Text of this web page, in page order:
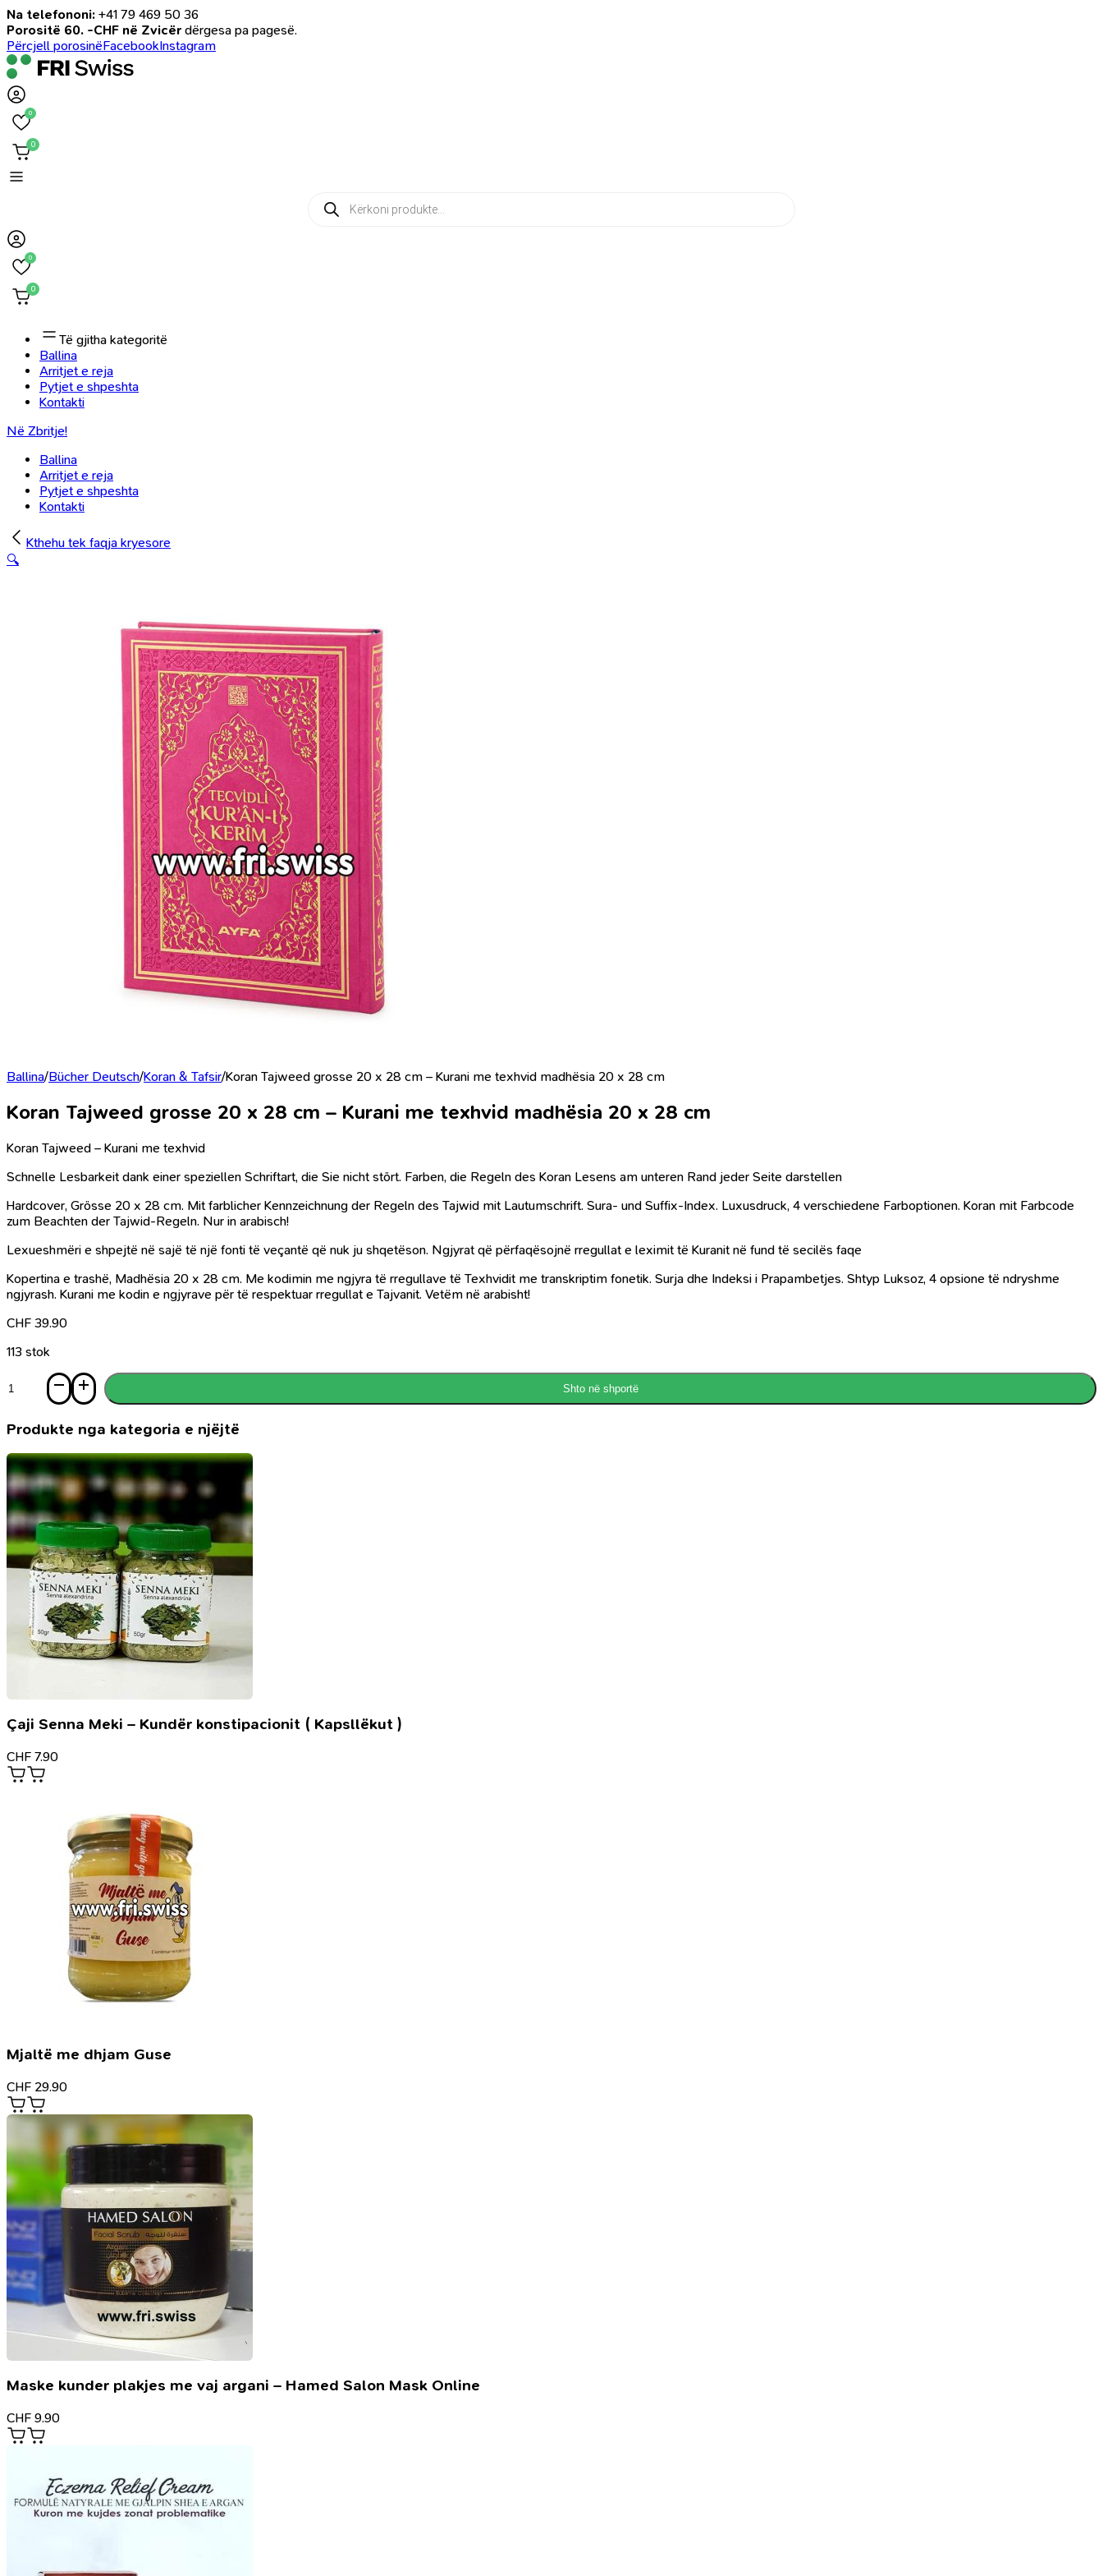
Na telefononi: +41 79 469 50 36
Porositë 60. -CHF në Zvicër dërgesa pa pagesë.
Përcjell porosinëFacebookInstagram
0
0
Products
search
0
0
Të gjitha kategoritë
Ballina
Arritjet e reja
Pytjet e shpeshta
Kontakti
Në Zbritje!
Ballina
Arritjet e reja
Pytjet e shpeshta
Kontakti
Kthehu tek faqja kryesore
🔍
Ballina/Bücher Deutsch/Koran & Tafsir/Koran Tajweed grosse 20 x 28 cm – Kurani me texhvid madhësia 20 x 28 cm
Koran Tajweed grosse 20 x 28 cm – Kurani me texhvid madhësia 20 x 28 cm
Koran Tajweed – Kurani me texhvid
Schnelle Lesbarkeit dank einer speziellen Schriftart, die Sie nicht stört. Farben, die Regeln des Koran Lesens am unteren Rand jeder Seite darstellen
Hardcover, Grösse 20 x 28 cm. Mit farblicher Kennzeichnung der Regeln des Tajwid mit Lautumschrift. Sura- und Suffix-Index. Luxusdruck, 4 verschiedene Farboptionen. Koran mit Farbcode
zum Beachten der Tajwid-Regeln. Nur in arabisch!
Lexueshmëri e shpejtë në sajë të një fonti të veçantë që nuk ju shqetëson. Ngjyrat që përfaqësojnë rregullat e leximit të Kuranit në fund të secilës faqe
Kopertina e trashë, Madhësia 20 x 28 cm. Me kodimin me ngjyra të rregullave të Texhvidit me transkriptim fonetik. Surja dhe Indeksi i Prapambetjes. Shtyp Luksoz, 4 opsione të ndryshme
ngjyrash. Kurani me kodin e ngjyrave për të respektuar rregullat e Tajvanit. Vetëm në arabisht!
CHF 39.90
113 stok
Koran
grosse
x
28
cm
–
Kurani
me
texhvid
madhësia
cm
Shto në shportë
Produkte nga kategoria e njëjtë
Çaji Senna Meki – Kundër konstipacionit ( Kapsllëkut )
CHF 7.90
Mjaltë me dhjam Guse
CHF 29.90
Maske kunder plakjes me vaj argani – Hamed Salon Mask Online
CHF 9.90